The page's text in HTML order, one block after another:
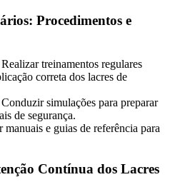
Procedimentos e
Realizar treinamentos regulares
correta dos lacres de
Conduzir simulações para preparar
de segurança.
manuais e guias de referência para
Contínua dos Lacres